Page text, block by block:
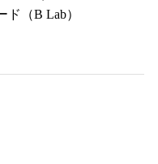
（B Lab）